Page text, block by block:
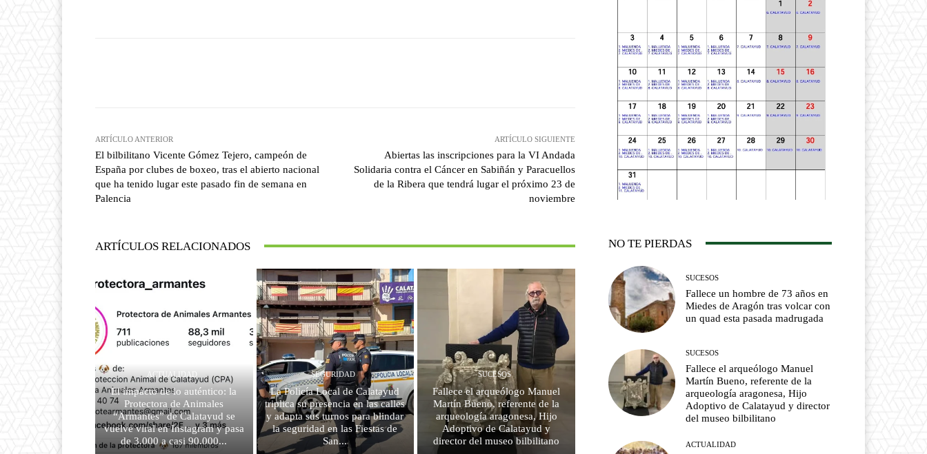
ARTÍCULO ANTERIOR
El bilbilitano Vicente Gómez Tejero, campeón de
España por clubes de boxeo, tras el abierto nacional
que ha tenido lugar este pasado fin de semana en
Palencia
ARTÍCULO SIGUIENTE
Abiertas las inscripciones para la VI Andada
Solidaria contra el Cáncer en Sabiñán y Paracuellos
de la Ribera que tendrá lugar el próximo 23 de
noviembre
ARTÍCULOS RELACIONADOS
ACTUALIDAD
El impacto de lo auténtico: la
Protectora de Animales
“Armantes” de Calatayud se
vuelve viral en Instagram y pasa
de 3.000 a casi 90.000...
SEGURIDAD
La Policía Local de Calatayud
triplica su presencia en las calles
y adapta sus turnos para blindar
la seguridad en las Fiestas de
San...
SUCESOS
Fallece el arqueólogo Manuel
Martín Bueno, referente de la
arqueología aragonesa, Hijo
Adoptivo de Calatayud y
director del museo bilbilitano
NO TE PIERDAS
SUCESOS
Fallece un hombre de 73 años en
Miedes de Aragón tras volcar con
un quad esta pasada madrugada
SUCESOS
Fallece el arqueólogo Manuel
Martín Bueno, referente de la
arqueología aragonesa, Hijo
Adoptivo de Calatayud y director
del museo bilbilitano
ACTUALIDAD